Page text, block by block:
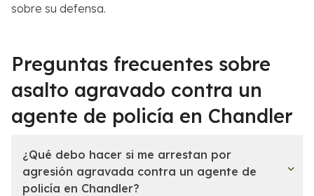
sobre su defensa.
Preguntas frecuentes sobre
asalto agravado contra un
agente de policía en Chandler
¿Qué debo hacer si me arrestan por
agresión agravada contra un agente de
policía en Chandler?